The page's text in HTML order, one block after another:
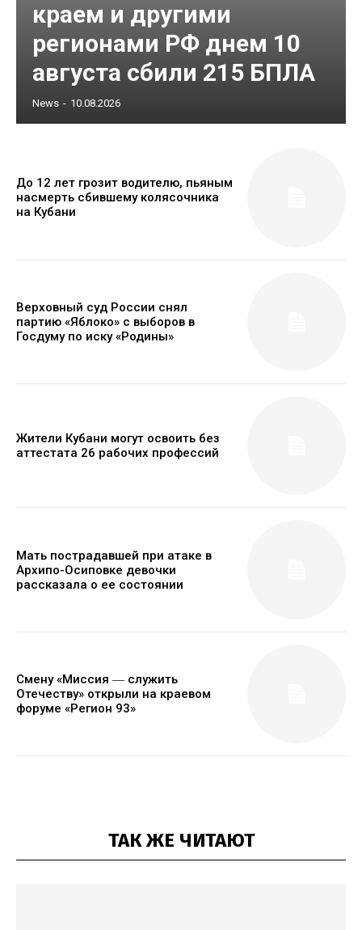
краем и другими
регионами РФ днем 10
августа сбили 215 БПЛА
News - 10.08.2026
До 12 лет грозит водителю, пьяным
насмерть сбившему колясочника
на Кубани
Верховный суд России снял
партию «Яблоко» с выборов в
Госдуму по иску «Родины»
Жители Кубани могут освоить без
аттестата 26 рабочих профессий
Мать пострадавшей при атаке в
Архипо-Осиповке девочки
рассказала о ее состоянии
Смену «Миссия ― служить
Отечеству» открыли на краевом
форуме «Регион 93»
ТАК ЖЕ ЧИТАЮТ